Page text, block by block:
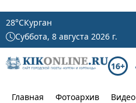
28°CКурган
Суббота, 8 августа 2026 г.
16+
Главная Фотоархив Видео